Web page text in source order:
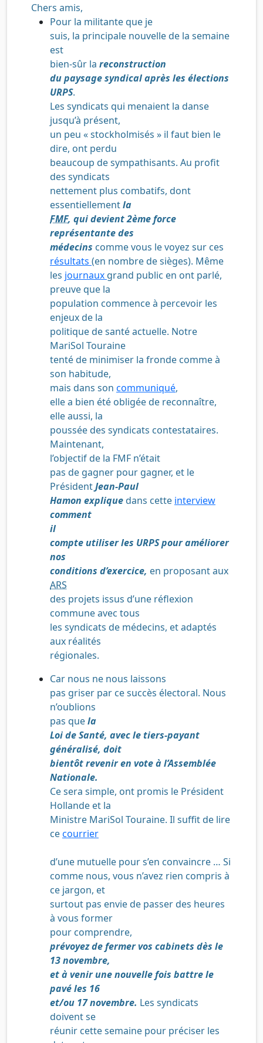
Chers amis,
Pour la militante que je
suis, la principale nouvelle de la semaine
est
bien-sûr la reconstruction
du paysage syndical après les élections
URPS.
Les syndicats qui menaient la danse
jusqu’à présent,
un peu « stockholmisés » il faut bien le
dire, ont perdu
beaucoup de sympathisants. Au profit
des syndicats
nettement plus combatifs, dont
essentiellementla
FMF, qui devient 2ème force
représentante des
médecins comme vous le voyez sur ces
résultats (en nombre de sièges). Même
les journaux grand public en ont parlé,
preuve que la
population commence à percevoir les
enjeux de la
politique de santé actuelle. Notre
MariSol Touraine
tenté de minimiser la fronde comme à
son habitude,
mais dans son communiqué,
elle a bien été obligée de reconnaître,
elle aussi, la
poussée des syndicats contestataires.
Maintenant,
l’objectifde la FMF n’était
pas de gagner pour gagner, et le
PrésidentJean-Paul
Hamon expliquedans cette interview
comment
il
compte utiliser les URPS pour améliorer
nos
conditions d’exercice, en proposant aux
ARS
des projets issus d’une réflexion
commune avec tous
les syndicats de médecins, et adaptés
aux réalités
régionales.
Car nous ne nous laissons
pas griser par ce succès électoral. Nous
n’oublions
pas quela
Loi de Santé, avec le tiers-payant
généralisé, doit
bientôt revenir en vote à l’Assemblée
Nationale.
Ce sera simple, ont promis le Président
Hollande et la
Ministre MariSol Touraine. Il suffit de lire
cecourrier
d’une mutuelle pour s’en convaincre … Si
comme nous, vous n’avez rien compris à
ce jargon, et
surtout pas envie de passer des heures
à vous former
pour comprendre,
prévoyez de fermer vos cabinets dès le
13 novembre,
et à venir une nouvelle fois battre le
pavé les 16
et/ou 17 novembre. Les syndicats
doivent se
réunir cette semaine pour préciser les